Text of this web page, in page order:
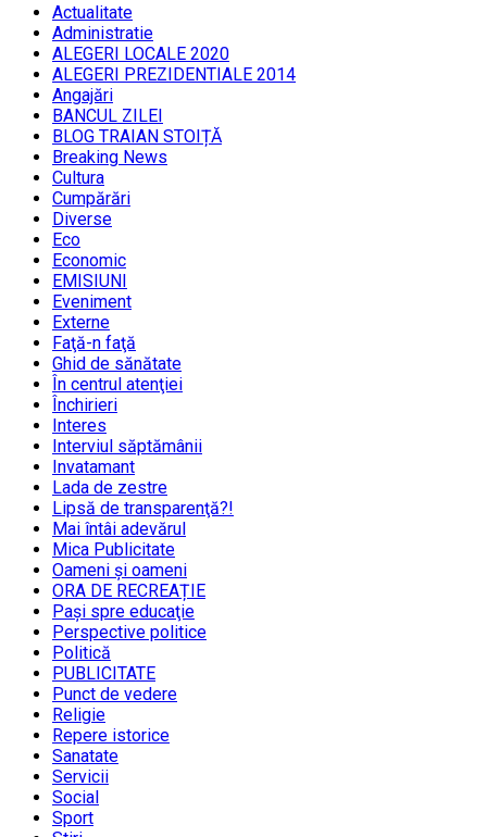
Actualitate
Administratie
ALEGERI LOCALE 2020
ALEGERI PREZIDENTIALE 2014
Angajări
BANCUL ZILEI
BLOG TRAIAN STOIȚĂ
Breaking News
Cultura
Cumpărări
Diverse
Eco
Economic
EMISIUNI
Eveniment
Externe
Faţă-n faţă
Ghid de sănătate
În centrul atenţiei
Închirieri
Interes
Interviul săptămânii
Invatamant
Lada de zestre
Lipsă de transparenţă?!
Mai întâi adevărul
Mica Publicitate
Oameni şi oameni
ORA DE RECREAȚIE
Paşi spre educaţie
Perspective politice
Politică
PUBLICITATE
Punct de vedere
Religie
Repere istorice
Sanatate
Servicii
Social
Sport